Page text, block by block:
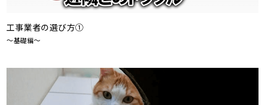
工事業者の選び方①
～基礎編～